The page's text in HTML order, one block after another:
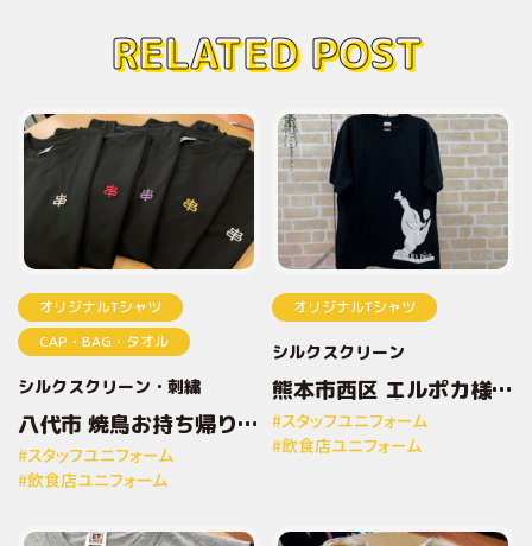
RELATED POST
オリジナルTシャツ
CAP・BAG・タオル
シルクスクリーン 刺繍
八代市 焼鳥お持ち帰り専
門店とりしん様 オリジナ
ルプリントTシャツ
#スタッフユニフォーム
#飲食店ユニフォーム
オリジナルTシャツ
シルクスクリーン
熊本市西区 エルポカ様
オリジナルプリントTシ
ャツ
#スタッフユニフォーム
#飲食店ユニフォーム